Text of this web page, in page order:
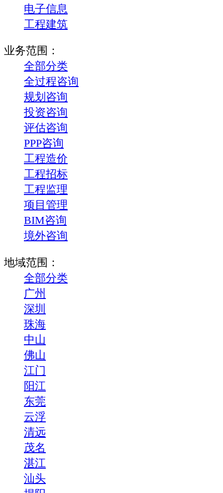
电子信息
工程建筑
业务范围：
全部分类
全过程咨询
规划咨询
投资咨询
评估咨询
PPP咨询
工程造价
工程招标
工程监理
项目管理
BIM咨询
境外咨询
地域范围：
全部分类
广州
深圳
珠海
中山
佛山
江门
阳江
东莞
云浮
清远
茂名
湛江
汕头